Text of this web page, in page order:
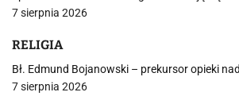
7 sierpnia 2026
RELIGIA
Bł. Edmund Bojanowski – prekursor opieki
7 sierpnia 2026